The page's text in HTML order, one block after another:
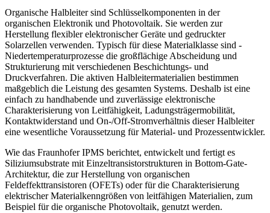
Organische Halbleiter sind Schlüsselkompo­nenten in der
organischen Elektronik und Photovoltaik. Sie werden zur
Herstellung flexibler elektronischer Geräte und gedruckter
Solarzellen verwenden. Typisch für diese Materialklasse sind ­
Niedertemperaturprozesse die großflächige Abscheidung und
Strukturierung mit verschiedenen Beschichtungs- und
Druckverfahren. Die aktiven Halbleitermaterialien bestimmen
maßgeblich die Leistung des gesamten Systems. Deshalb ist eine
einfach zu handhabende und zuverlässige elektronische
Charakterisierung von Leitfähigkeit, Ladungsträgermobilität,
Kontaktwiderstand und On-/Off-Stromverhältnis dieser Halbleiter
eine wesentliche Voraussetzung für Material- und Prozessentwickler.
Wie das Fraunhofer IPMS berichtet, entwickelt und fertigt es
Siliziumsubstrate mit Einzeltransistorstrukturen in Bottom-Gate-
Architektur, die zur Herstellung von organischen
Feldeffekttransistoren (OFETs) oder für die Charakterisierung
elektrischer Materialkenngrößen von leitfähigen Materialien, zum
Beispiel für die organische Photovoltaik, genutzt werden.